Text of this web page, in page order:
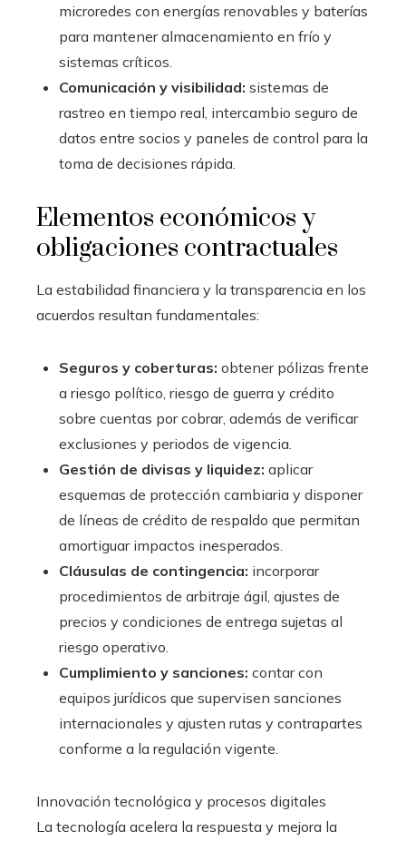
microredes con energías renovables y baterías
para mantener almacenamiento en frío y
sistemas críticos.
Comunicación y visibilidad: sistemas de
rastreo en tiempo real, intercambio seguro de
datos entre socios y paneles de control para la
toma de decisiones rápida.
Elementos económicos y
obligaciones contractuales
La estabilidad financiera y la transparencia en los
acuerdos resultan fundamentales:
Seguros y coberturas: obtener pólizas frente
a riesgo político, riesgo de guerra y crédito
sobre cuentas por cobrar, además de verificar
exclusiones y periodos de vigencia.
Gestión de divisas y liquidez: aplicar
esquemas de protección cambiaria y disponer
de líneas de crédito de respaldo que permitan
amortiguar impactos inesperados.
Cláusulas de contingencia: incorporar
procedimientos de arbitraje ágil, ajustes de
precios y condiciones de entrega sujetas al
riesgo operativo.
Cumplimiento y sanciones: contar con
equipos jurídicos que supervisen sanciones
internacionales y ajusten rutas y contrapartes
conforme a la regulación vigente.
Innovación tecnológica y procesos digitales
La tecnología acelera la respuesta y mejora la